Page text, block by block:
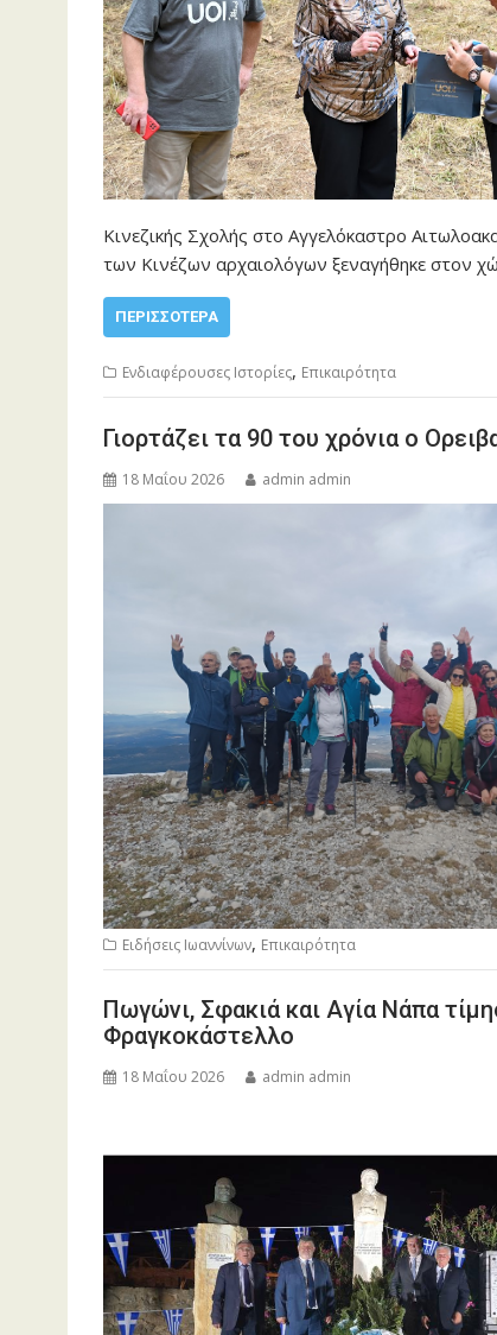
Κινεζικής Σχολής στο Αγγελόκαστρο
των Κινέζων αρχαιολόγων ξεναγήθηκε στον
ΠΕΡΙΣΣΌΤΕΡΑ
Ενδιαφέρουσες Ιστορίες, Επικαιρότητα
Γιορτάζει τα 90 του χρόνια ο
18 Μαΐου 2026 admin admin
Ειδήσεις Ιωαννίνων, Επικαιρότητα
Πωγώνι, Σφακιά και Αγία Νάπα
Φραγκοκάστελλο
18 Μαΐου 2026 admin admin